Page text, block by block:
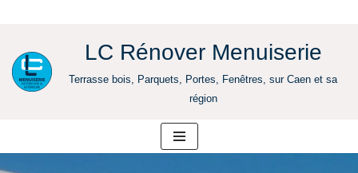
Aller
au
LC Rénover Menuiserie
Terrasse bois, Parquets, Portes, Fenêtres, sur Caen et sa
région